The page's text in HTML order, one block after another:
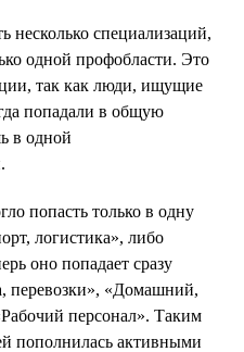
несколько специализаций,
одной профобласти. Это
так как люди, ищущие
попадали в общую
в одной
попасть только в одну
логистика», либо
оно попадает сразу
перевозки», «Домашний,
персонал». Таким
пополнилась активными